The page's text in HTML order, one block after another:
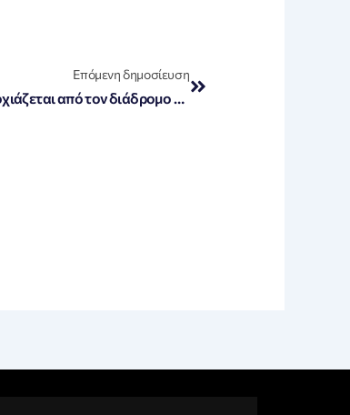
Επόμενη δημοσίευση
Σοκ στο Νιου Τζέρσεϊ: Αεροσκάφος εκτροχιάζεται από τον διάδρομο – Τρεις σοβαρά τραυματίες (Βίντεο)